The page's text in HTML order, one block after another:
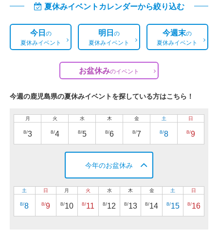
夏休みイベントカレンダーから絞り込む
今日の
夏休みイベント
明日の
夏休みイベント
今週末の
夏休みイベント
お盆休みのイベント
今週の鹿児島県の夏休みイベントを探している方はこちら！
月
8/3
火
8/4
水
8/5
木
8/6
金
8/7
土
8/8
日
8/9
今年のお盆休み
土
8/8
日
8/9
月
8/10
火
8/11
水
8/12
木
8/13
金
8/14
土
8/15
日
8/16